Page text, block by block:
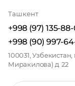
Ташкент
+998 (97) 135-88-
+998 (90) 997-
100031,
Миракилова) д. 22